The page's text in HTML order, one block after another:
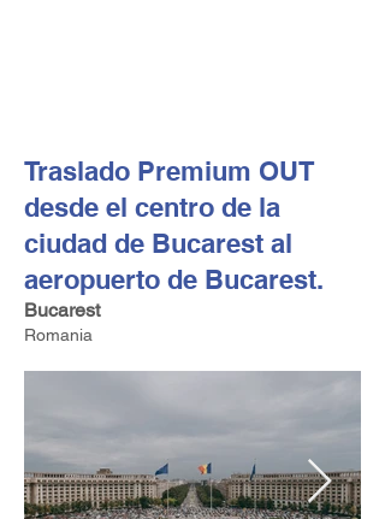
Traslado Premium OUT
desde el centro de la
ciudad de Bucarest al
aeropuerto de Bucarest.
Bucarest
Romania